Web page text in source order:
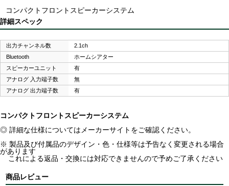
コンパクトフロントスピーカーシステム
詳細スペック
出力チャンネル数
2.1ch
Bluetooth
ホームシアター
スピーカーユニット
有
アナログ 入力端子数
無
アナログ 出力端子数
有
コンパクトフロントスピーカーシステム
◎ 詳細な仕様についてはメーカーサイトをご確認ください。
※ 製品及び付属品のデザイン・色・仕様等は予告なく変更される場合
があります
これによる返品・交換には対応できませんので予めご了承ください
商品レビュー